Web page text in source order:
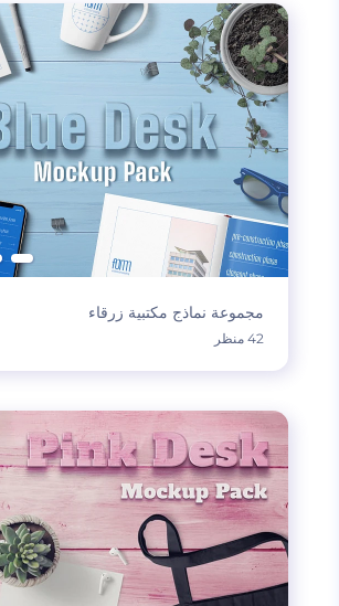
مجموعة نماذج مكتبية زرقاء
42 منظر